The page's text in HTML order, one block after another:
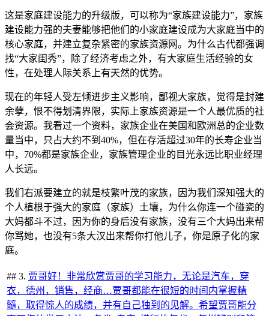
这是家庭建设能力的升级版，可以称为“​家族建设能力”，家族
建设能力强的夫妻能够把他们的小家庭建设成为大家庭当中的
核心家庭，并建立复杂紧密的家族资源网。为什么古代都强调
找“大家闺秀”，除了经济考虑之外，有大家庭生活经验的女
性，在处理人际关系上有天然的优势。
现在的年轻人受左倾进步主义影响，鄙视大家族，觉得是封建
余孽，恨不得划清界限，实际上家族资源是一个人最优质的社
会资源。我看过一个资料，家族企业在美国和欧洲总的企业数
量当中，只占大约不到40%，但在存活超过30年的长寿企业当
中，70%都是家族企业，家族管理企业的目光永远比职业经理
人长远。
我们右派要建立的就是枝繁叶茂的家族，因为我们深知强大的
个人植根于强大的家庭（家族）土壤，为什么你连一个碰瓷的
大妈都斗不过，因为你的身后没有家族，没有三个大妈出来帮
你骂她，也没有5条大汉出来帮你打他儿子，你是原子化的家
庭。
## 3. 贾哥好！非常欣赏贾哥的学习能力，无论是汽车，穿
衣，德州，销售，经商…贾哥都能在很短的时间内掌握精
髓，取得惊人的成绩，并有自己独到的见解。希望贾哥能分